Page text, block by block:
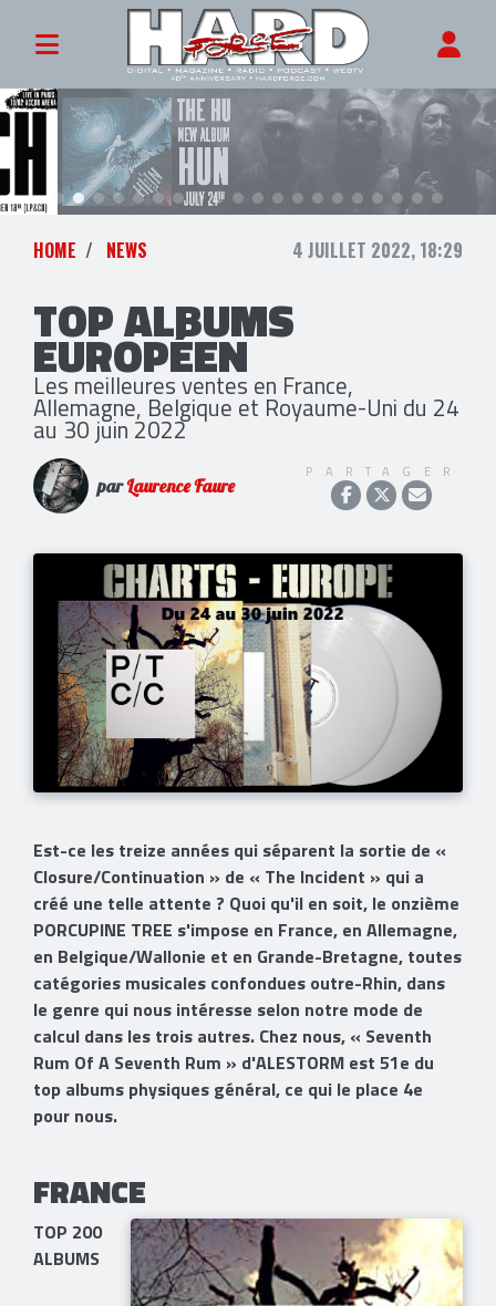
HOME NEWS 4 JUILLET 2022, 18:29
TOP ALBUMS
EUROPÉEN
Les meilleures ventes en France,
Allemagne, Belgique et Royaume-Uni du 24
au 30 juin 2022
parLaurence Faure
PARTAGER
Est-ce les treize années qui séparent la sortie de «
Closure/Continuation » de « The Incident » qui a
créé une telle attente ? Quoi qu'il en soit, le onzième
PORCUPINE TREE s'impose en France, en Allemagne,
en Belgique/Wallonie et en Grande-Bretagne, toutes
catégories musicales confondues outre-Rhin, dans
le genre qui nous intéresse selon notre mode de
calcul dans les trois autres. Chez nous, « Seventh
Rum Of A Seventh Rum » d'ALESTORM est 51e du
top albums physiques général, ce qui le place 4e
pour nous.
FRANCE
TOP 200
ALBUMS